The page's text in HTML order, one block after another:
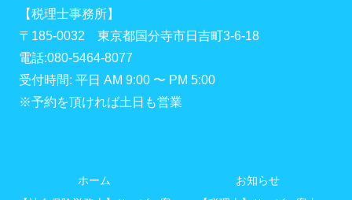
【税理士事務所】
〒185-0032 東京都国分寺市日吉町3-6-18
電話:080-5464-8077
受付時間: 平日 AM 9:00 〜 PM 5:00
※予約を頂ければ土日も営業
ホーム
お知らせ